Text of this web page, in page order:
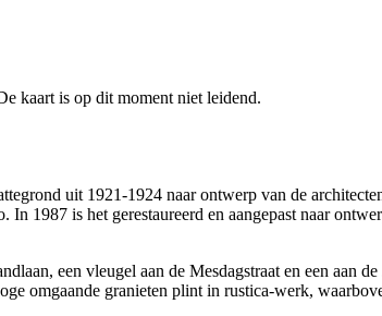
kaart is op dit moment niet leidend.
uit 1921-1924 naar ontwerp van de
1987 is het gerestaureerd en aangepast naar
een vleugel aan de Mesdagstraat en een aan
omgaande granieten plint in rustica-werk,